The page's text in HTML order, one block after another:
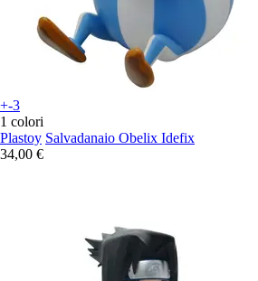
+-3
1 colori
Plastoy Salvadanaio Obelix Idefix
34,00 €